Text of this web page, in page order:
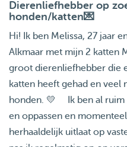
Dierenliefhebber op
honden/katten💌
Hi! Ik ben Melissa, 27 jaar
Alkmaar met mijn 2 katten
groot dierenliefhebber die
katten heeft gehad en veel
honden. 💛 Ik ben al ruim
en oppassen en
herhaaldelijk uitlaat op